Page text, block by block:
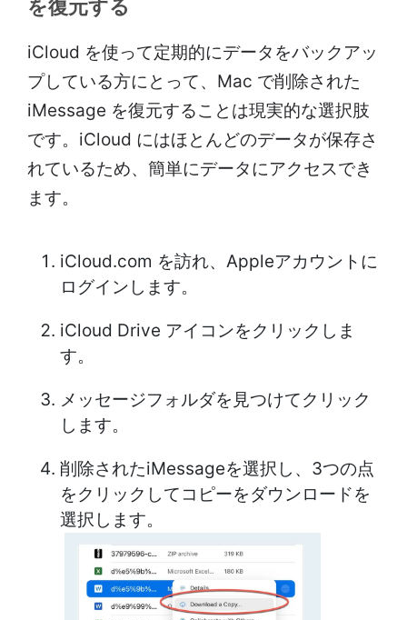
を復元する
iCloud を使って定期的にデータをバックアッ
プしている方にとって、Mac で削除された
iMessage を復元することは現実的な選択肢
です。iCloud にはほとんどのデータが保存さ
れているため、簡単にデータにアクセスでき
ます。
iCloud.com を訪れ、Appleアカウントに
ログインします。
iCloud Drive アイコンをクリックしま
す。
メッセージフォルダを見つけてクリック
します。
削除されたiMessageを選択し、3つの点
をクリックしてコピーをダウンロードを
選択します。